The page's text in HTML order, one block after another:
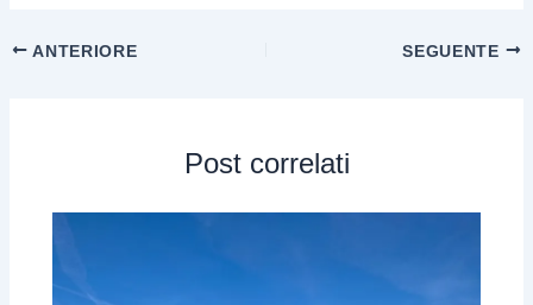
ANTERIORE SEGUENTE
Post correlati